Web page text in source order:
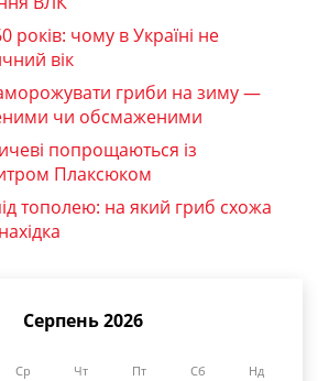
років: чому в Україні не
вік
гриби на зиму —
чи обсмаженими
попрощаються із
Плаксюком
тополею: на який гриб схожа
Серпень 2026
Ср Чт Пт Сб Нд